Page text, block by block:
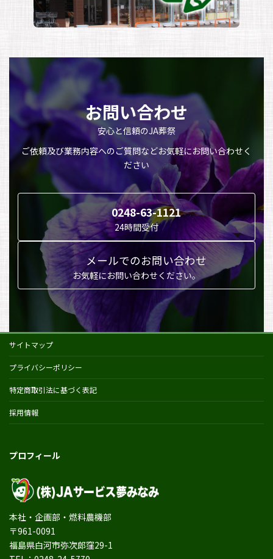
お問い合わせ
安心と信頼のJA葬祭
ご依頼及び業務内容へのご質問などお気軽にお問い合わせく
ださい
0248-63-1121
24時間受付
メールでのお問い合わせ
お気軽にお問い合わせください。
サイトマップ
プライバシーポリシー
特定商取引法に基づく表記
採用情報
プロフィール
本社・企画部・燃料農機部
〒961-0091
福島県白河市弥次郎窪29-1